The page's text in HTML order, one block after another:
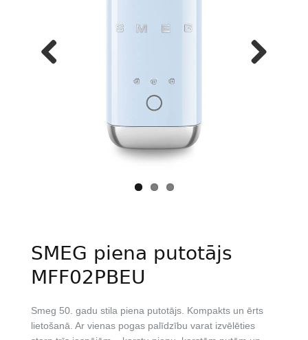
SMEG piena putotājs
MFF02PBEU
Smeg 50. gadu stila piena putotājs. Kompakts un ērts
lietošanā. Ar vienas pogas palīdzību varat izvēlēties